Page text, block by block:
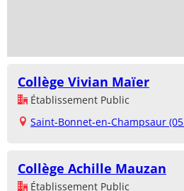
Collège Vivian Maïer
Établissement Public
Saint-Bonnet-en-Champsaur
Collège Achille Mauzan
Établissement Public